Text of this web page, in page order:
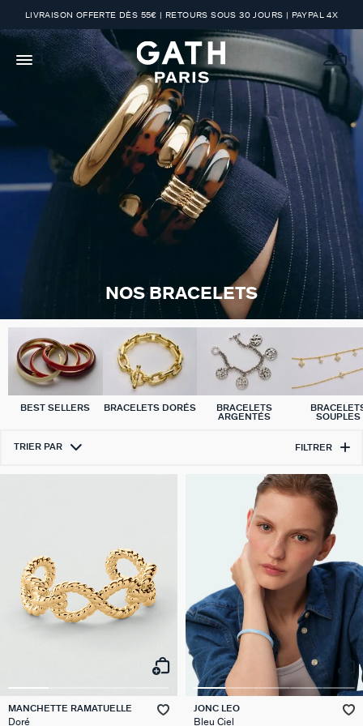
LIVRAISON OFFERTE DÈS 55€ | RETOURS SOUS 30 JOURS | PAYPAL 4X
NOS BRACELETS
BEST SELLERS BRACELETS DORÉS
BRACELETS
ARGENTÉS
SOUPLES
TRIER PAR FILTRER
MANCHETTE RAMATUELLE
Doré
JONC LEO
Bleu Ciel